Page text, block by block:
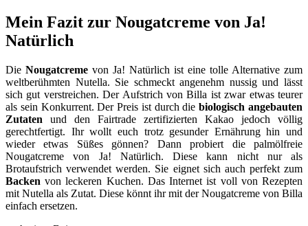
Mein Fazit zur Nougatcreme von Ja!
Natürlich
Die Nougatcreme von Ja! Natürlich ist eine tolle Alternative zum
weltberühmten Nutella. Sie schmeckt angenehm nussig und lässt
sich gut verstreichen. Der Aufstrich von Billa ist zwar etwas teurer
als sein Konkurrent. Der Preis ist durch diebiologisch angebauten
Zutaten und den Fairtrade zertifizierten Kakao jedoch völlig
gerechtfertigt. Ihr wollt euch trotz gesunder Ernährung hin und
wieder etwas Süßes gönnen? Dann probiert die palmölfreie
Nougatcreme von Ja! Natürlich. Diese kann nicht nur als
Brotaufstrich verwendet werden. Sie eignet sich auch perfekt zum
Backen von leckeren Kuchen. Das Internet ist voll von Rezepten
mit Nutella als Zutat. Diese könnt ihr mit der Nougatcreme von Billa
einfach ersetzen.